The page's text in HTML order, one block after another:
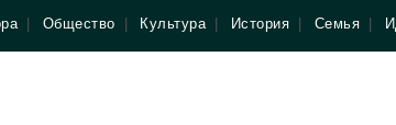
Общество Культура История Семья